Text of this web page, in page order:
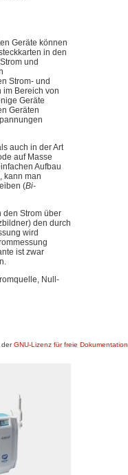
Geräte können
in den
und
Strom- und
im Bereich von
Geräte
Geräten
auch in der Art
auf Masse
Aufbau
kann man
(Bi-
den Strom über
den durch
wird
ist zwar
Null-
derGNU-Lizenz für freie Dokumentation